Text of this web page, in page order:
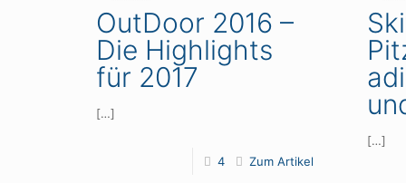
OutDoor 2016 –
Die Highlights
für 2017
[…]
4 Zum Artikel
[…]